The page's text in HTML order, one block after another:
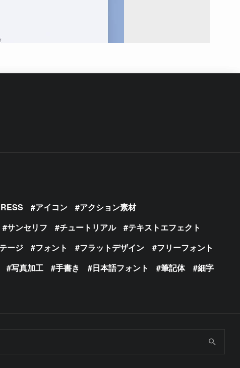
アイコン
アクション素材
サンセリフ チュートリアル
テキストエフェクト
ージ フォント フラットデザイン
フリーフォント
写真加工 手書き 日本語フォント 筆記体
細字